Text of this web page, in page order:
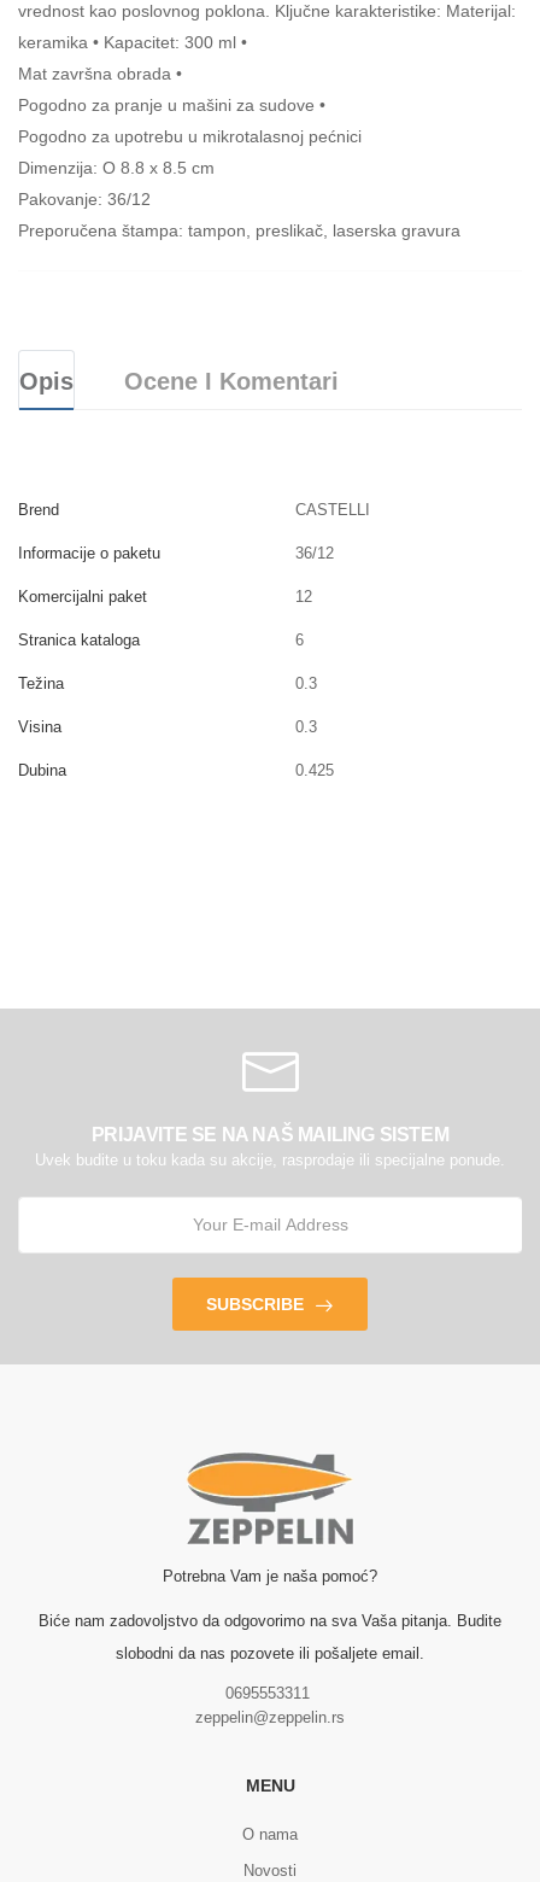
vrednost kao poslovnog poklona. Ključne karakteristike: Materijal:
keramika • Kapacitet: 300 ml •
Mat završna obrada •
Pogodno za pranje u mašini za sudove •
Pogodno za upotrebu u mikrotalasnoj pećnici
Dimenzija: O 8.8 x 8.5 cm
Pakovanje: 36/12
Preporučena štampa: tampon, preslikač, laserska gravura
Opis Ocene I Komentari
Brend CASTELLI
Informacije o paketu 36/12
Komercijalni paket 12
Stranica kataloga 6
Težina 0.3
Visina 0.3
Dubina 0.425
PRIJAVITE SE NA NAŠ MAILING SISTEM
Uvek budite u toku kada su akcije, rasprodaje ili specijalne ponude.
SUBSCRIBE
Potrebna Vam je naša pomoć?
Biće nam zadovoljstvo da odgovorimo na sva Vaša pitanja. Budite
slobodni da nas pozovete ili pošaljete email.
0695553311
zeppelin@zeppelin.rs
MENU
O nama
Novosti